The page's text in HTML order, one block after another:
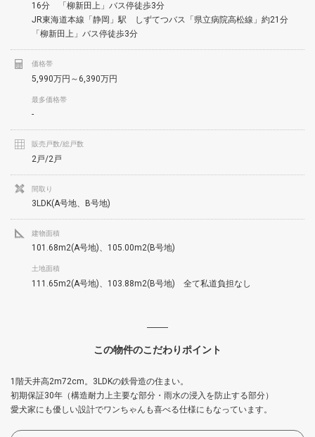
16分 「柳新田上」バス停徒歩3分
JR東海道本線「静岡」駅 しずてつバス「県立病院高松線」約21分
「柳新田上」バス停徒歩3分
価格帯
5,990万円～6,390万円
最多価格帯
-
販売戸数/総戸数
2戸/2戸
間取り
3LDK(A号地、B号地)
建物面積
101.68m2(A号地)、105.00m2(B号地)
土地面積
111.65m2(A号地)、103.88m2(B号地) 全て私道負担なし
この物件のこだわりポイント
1階天井高2m72cm。3LDKの鉄骨造の住まい。
初期保証30年（構造耐力上主要な部分・雨水の浸入を防止する部分）
愛犬家にも優しい設計でワンちゃんも喜べる仕様にもなっています。